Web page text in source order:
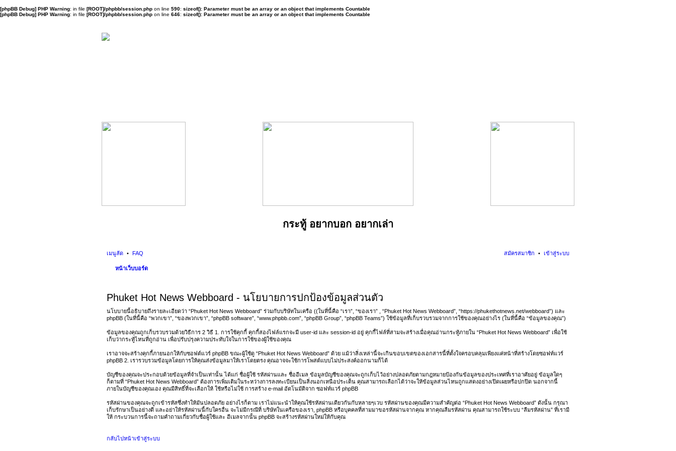
[phpBB Debug] PHP Warning: in file [ROOT]/phpbb/session.php on line 590: sizeof(): Parameter must be an array or an object that implements Countable
[phpBB Debug] PHP Warning: in file [ROOT]/phpbb/session.php on line 646: sizeof(): Parameter must be an array or an object that implements Countable
กระทู้ อยากบอก อยากเล่า
เมนูลัด FAQ เข้าสู่ระบบ
สมัครสมาชิก
หน้าเว็บบอร์ด
Phuket Hot News Webboard - นโยบายการปกป้องข้อมูลส่วนตัว
นโบบายนี้อธิบายถึงรายละเอียดว่า “Phuket Hot News Webboard” ร่วมกับบริษัทในเครือ ((ในที่นี้คือ “เรา”, “ของเรา” , “Phuket Hot News Webboard”, “https://phukethotnews.net/webboard”) และ
phpBB (ในที่นี้คือ “พวกเขา”, “ของพวกเขา”, “phpBB software”, “www.phpbb.com”, “phpBB Group”, “phpBB Teams”) ใช้ข้อมูลที่เก็บรวบรวมจากการใช้ของคุณอย่างไร (ในที่นี้คือ “ข้อมูลของคุณ”)
ข้อมูลของคุณถูกเก็บรวบรวมด้วยวิธีการ 2 วิธี 1. การใช้คุกกี้ คุกกี้สองไฟล์แรกจะมี user-id และ session-id อยู่ คุกกี้ไฟล์ที่สามจะสร้างเมื่อคุณอ่านกระทู้ภายใน “Phuket Hot News Webboard” เพื่อใช้
เก็บว่ากระทู้ไหนที่ถูกอ่าน เพื่อปรับปรุงความประทับใจในการใช้ของผู้ใช้ของคุณ
เราอาจจะสร้างคุกกี้ภายนอกให้กับซอฟต์แวร์ phpBB ขณะผู้ใช้ดู “Phuket Hot News Webboard” ด้วย แม้ว่าสิ่งเหล่านี้จะเกินขอบเขตของเอกสารนี้ที่ตั้งใจครอบคลุมเพียงแค่หน้าที่สร้างโดยซอฟท์แวร์
phpBB 2. เรารวบรวมข้อมูลโดยการให้คุณส่งข้อมูลมาให้เราโดยตรง คุณอาจจะใช้การโพสต์แบบไม่ประสงค์ออกนามก็ได้
บัญชีของคุณจะประกอบด้วยข้อมูลที่จำเป็นเท่านั้น ได้แก่ ชื่อผู้ใช้ รหัสผ่านและ ชื่ออีเมล ข้อมูลบัญชีของคุณจะถูกเก็บไว้อย่างปลอดภัยตามกฎหมายป้องกันข้อมูลของประเทศที่เราอาศัยอยู่ ข้อมูลใดๆ
ก็ตามที่ “Phuket Hot News Webboard” ต้องการเพิ่มเติมในระหว่างการลงทะเบียนเป็นสิ่งนอกเหนือประเด็น คุณสามารถเลือกได้ว่าจะให้ข้อมูลส่วนไหนถูกแสดงอย่างเปิดเผยหรือปกปิด นอกจากนี้
ภายในบัญชีของคุณเอง คุณมีสิทธิ์ที่จะเลือกให้ ใช้หรือไม่ใช้ การสร้าง e-mail อัตโนมัติจาก ซอฟท์แวร์ phpBB
รหัสผ่านของคุณจะถูกเข้ารหัสซึ่งทำให้มันปลอดภัย อย่างไรก็ตาม เราไม่แนะนำให้คุณใช้รหัสผ่านเดียวกันกับหลายๆเวบ รหัสผ่านของคุณมีความสำคัญต่อ “Phuket Hot News Webboard” ดังนั้น กรุณา
เก็บรักษาเป็นอย่างดี และอย่าให้รหัสผ่านนี้กับใครอื่น จะไม่มีกรณีที่ บริษัทในเครือของเรา, phpBB หรือบุคคลที่สามมาขอรหัสผ่านจากคุณ หากคุณลืมรหัสผ่าน คุณสามารถใช้ระบบ “ลืมรหัสผ่าน” ที่เรามี
ให้ กระบวนการนี้จะถามคำถามเกี่ยวกับชื่อผู้ใช้และ อีเมลจากนั้น phpBB จะสร้างรหัสผ่านใหม่ให้กับคุณ
กลับไปหน้าเข้าสู่ระบบ